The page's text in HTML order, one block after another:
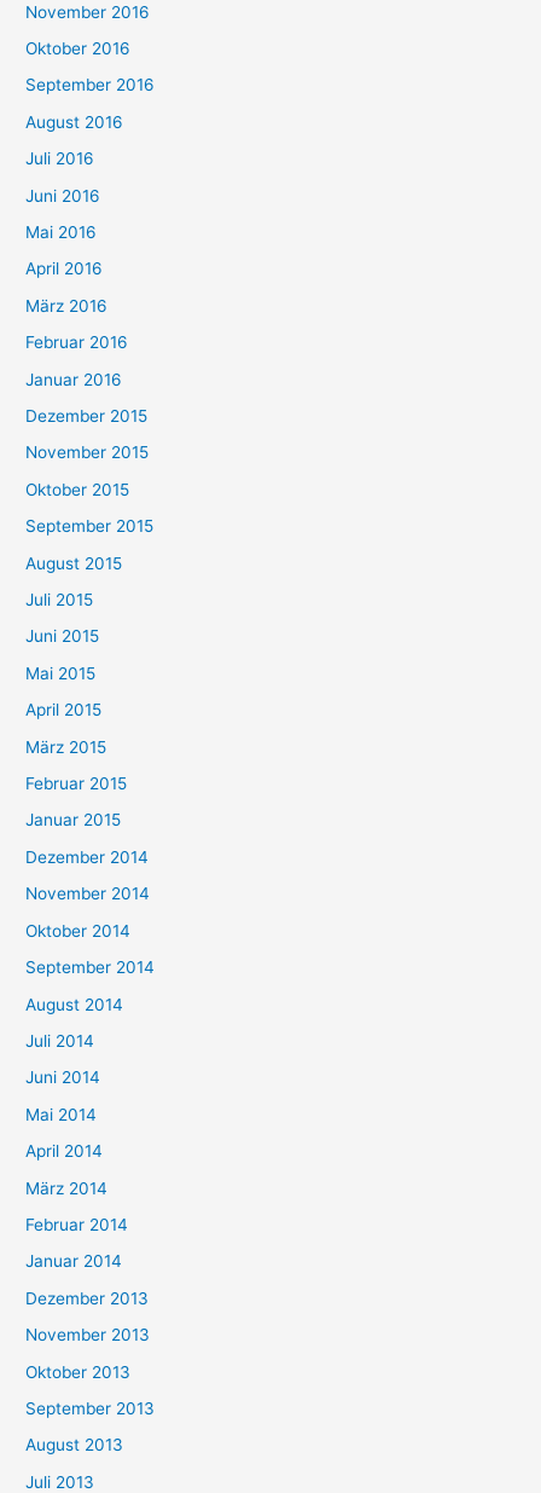
November 2016
Oktober 2016
September 2016
August 2016
Juli 2016
Juni 2016
Mai 2016
April 2016
März 2016
Februar 2016
Januar 2016
Dezember 2015
November 2015
Oktober 2015
September 2015
August 2015
Juli 2015
Juni 2015
Mai 2015
April 2015
März 2015
Februar 2015
Januar 2015
Dezember 2014
November 2014
Oktober 2014
September 2014
August 2014
Juli 2014
Juni 2014
Mai 2014
April 2014
März 2014
Februar 2014
Januar 2014
Dezember 2013
November 2013
Oktober 2013
September 2013
August 2013
Juli 2013